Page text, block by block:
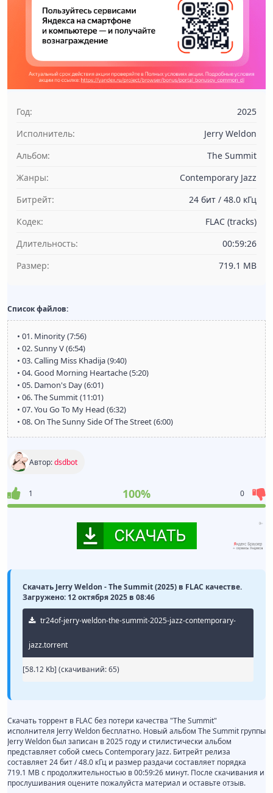
Год:
2025
Исполнитель:
Jerry Weldon
Альбом:
The Summit
Жанры:
Contemporary Jazz
Битрейт:
24 бит / 48.0 кГц
Кодек:
FLAC (tracks)
Длительность:
00:59:26
Размер:
719.1 MB
Список файлов:
• 01. Minority (7:56)
• 02. Sunny V (6:54)
• 03. Calling Miss Khadija (9:40)
• 04. Good Morning Heartache (5:20)
• 05. Damon's Day (6:01)
• 06. The Summit (11:01)
• 07. You Go To My Head (6:32)
• 08. On The Sunny Side Of The Street (6:00)
Автор:dsdbot
1 100% 0
Скачать Jerry Weldon - The Summit (2025) в FLAC качестве.
Загружено: 12 октября 2025 в 08:46
tr24of-jerry-weldon-the-summit-2025-jazz-contemporary-
jazz.torrent
[58.12 Kb] (cкачиваний: 65)
Скачать торрент в FLAC без потери качества "The Summit"
исполнителя Jerry Weldon бесплатно. Новый альбом The Summit группы
Jerry Weldon был записан в 2025 году и стилистически альбом
представляет собой смесь Contemporary Jazz. Битрейт релиза
составляет 24 бит / 48.0 кГц и размер раздачи составляет порядка
719.1 MB с продолжительностью в 00:59:26 минут. После скачивания и
прослушивания оцените пожалуйста материал и оставьте отзыв.